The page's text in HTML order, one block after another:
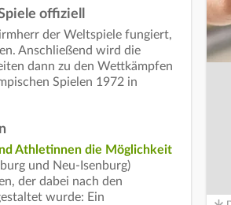
offiziell
der Weltspiele fungiert,
Anschließend wird die
dann zu den Wettkämpfen
Spielen 1972 in
Athletinnen die Möglichkeit
und Neu-Isenburg)
der dabei nach den
wurde: Ein